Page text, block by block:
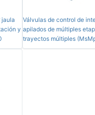
jaula
y
Válvulas de control de
apilados de múltiples
trayectos múltiples
1800